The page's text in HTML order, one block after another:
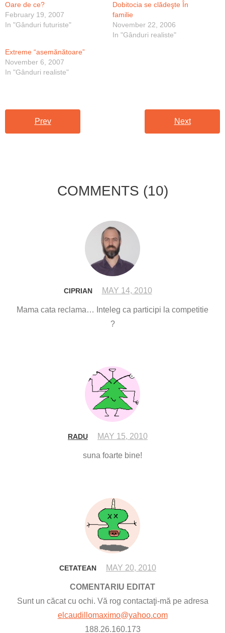
Oare de ce?
February 19, 2007
In "Gânduri futuriste"
Dobitocia se clădeşte În
familie
November 22, 2006
In "Gânduri realiste"
Extreme “asemănătoare”
November 6, 2007
In "Gânduri realiste"
Prev Next
COMMENTS (10)
CIPRIAN MAY 14, 2010
Mama cata reclama… Inteleg ca participi la competitie
?
RADU MAY 15, 2010
suna foarte bine!
CETATEAN MAY 20, 2010
COMENTARIU EDITAT
Sunt un căcat cu ochi. Vă rog contactaţi-mă pe adresa
elcaudillomaximo@yahoo.com
188.26.160.173